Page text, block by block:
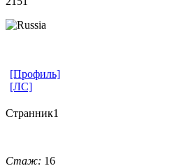
[Профиль]
[ЛС]
Странник1
Стаж: 16